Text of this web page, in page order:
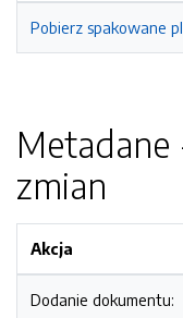
Pobierz spakowane
zmian
Akcja
Dodanie dokumentu: